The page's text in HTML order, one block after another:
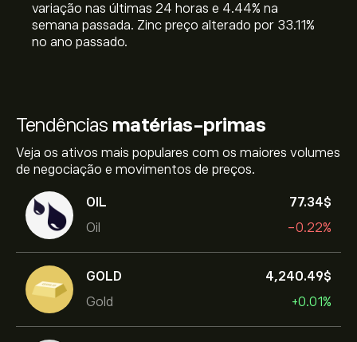
Tendências matérias-primas
Veja os ativos mais populares com os maiores volumes
de negociação e movimentos de preços.
OIL
Oil
77.34‎$‎
-0.22%
GOLD
Gold
4,240.49‎$‎
+0.01%
variação nas últimas 24 horas e ‎4.44‎% na
semana passada. Zinc preço alterado por ‎33.11‎%
no ano passado.